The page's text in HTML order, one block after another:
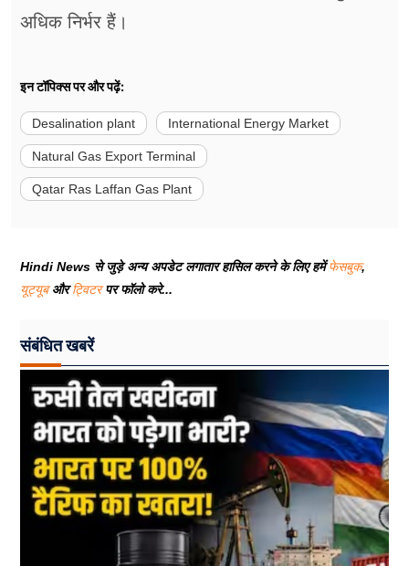
अधिक निर्भर हैं।
इन टॉपिक्स पर और पढ़ें:
Desalination plant International Energy Market
Natural Gas Export Terminal
Qatar Ras Laffan Gas Plant
Hindi News से जुड़े अन्य अपडेट लगातार हासिल करने के लिए हमेंफेसबुक,
यूट्यूबऔरट्विटरपर फॉलो करे...
संबंधित खबरें